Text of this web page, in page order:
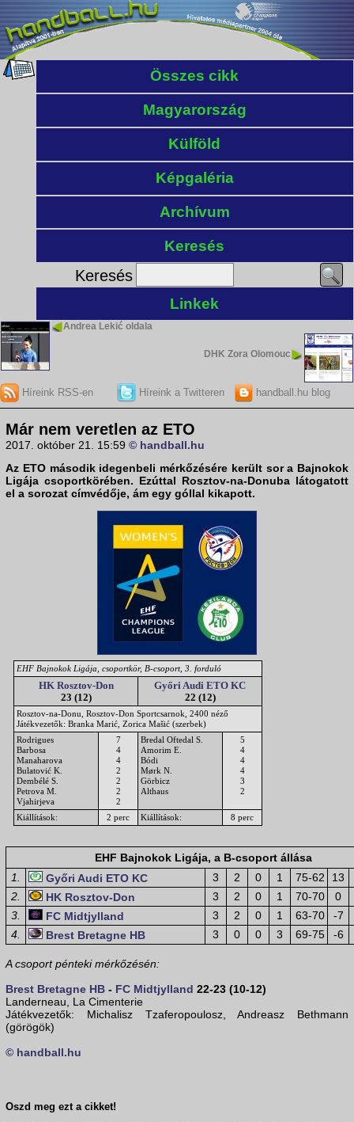
Összes cikk
Magyarország
Külföld
Képgaléria
Archívum
Keresés
Keresés
Linkek
Andrea Lekić oldala
DHK Zora Olomouc
Híreink RSS-en Híreink a Twitteren handball.hu blog
Már nem veretlen az ETO
2017. október 21. 15:59 © handball.hu
Az ETO második idegenbeli mérkőzésére került sor a Bajnokok
Ligája csoportkörében. Ezúttal Rosztov-na-Donuba látogatott
el a sorozat címvédője, ám egy góllal kikapott.
EHF Bajnokok Ligája, csoportkör, B-csoport, 3. forduló
HK Rosztov-Don
23 (12)
Győri Audi ETO KC
22 (12)
Rosztov-na-Donu, Rosztov-Don Sportcsarnok, 2400 néző
Játékvezetők: Branka Marić, Zorica Mašić (szerbek)
Rodrigues
Barbosa
Manaharova
Bulatović K.
Dembélé S.
Petrova M.
Vjahirjeva
7
4
4
2
2
2
2
Bredal Oftedal S.
Amorim E.
Bódi
Mørk N.
Görbicz
Althaus
5
4
4
4
3
2
Kiállítások: 2 perc Kiállítások: 8 perc
EHF Bajnokok Ligája, a B-csoport állása
1.
Győri Audi ETO KC 3 2 0 1 75-62
13
2.
HK Rosztov-Don 3 2 0 1 70-70
0
3.
FC Midtjylland 3 2 0 1 63-70
-7
4.
Brest Bretagne HB 3 0 0 3 69-75 -6
A csoport pénteki mérkőzésén:
Brest Bretagne HB - FC Midtjylland 22-23 (10-12)
Landerneau, La Cimenterie
Játékvezetők: Michalisz Tzaferopoulosz, Andreasz Bethmann
(görögök)
© handball.hu
Oszd meg ezt a cikket!